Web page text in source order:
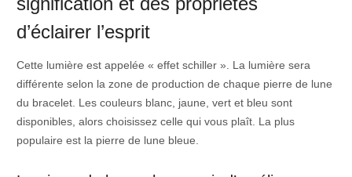
d’éclairer l’esprit
Cette lumière est appelée « effet schiller ». La lumière sera
différente selon la zone de production de chaque pierre de lune
du bracelet. Les couleurs blanc, jaune, vert et bleu sont
disponibles, alors choisissez celle qui vous plaît. La plus
populaire est la pierre de lune bleue.